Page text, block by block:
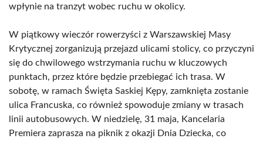
wpłynie na tranzyt wobec ruchu w okolicy.
W piątkowy wieczór rowerzyści z Warszawskiej Masy
Krytycznej zorganizują przejazd ulicami stolicy, co przyczyni
się do chwilowego wstrzymania ruchu w kluczowych
punktach, przez które będzie przebiegać ich trasa. W
sobotę, w ramach Święta Saskiej Kępy, zamknięta zostanie
ulica Francuska, co również spowoduje zmiany w trasach
linii autobusowych. W niedzielę, 31 maja, Kancelaria
Premiera zaprasza na piknik z okazji Dnia Dziecka, co